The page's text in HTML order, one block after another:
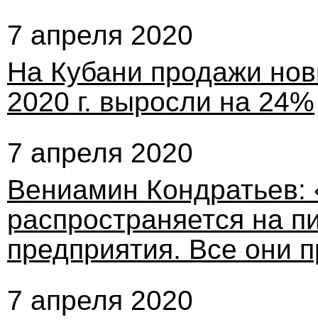
7 апреля 2020
На Кубани продажи
2020 г. выросли на 24%
7 апреля 2020
Вениамин Кондратьев:
распространяется на
предприятия. Все они
7 апреля 2020